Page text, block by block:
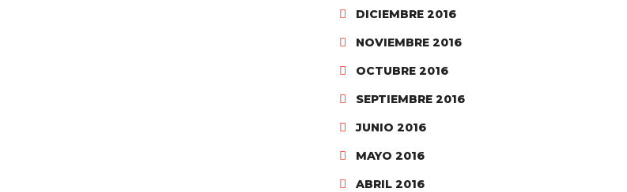
DICIEMBRE 2016
NOVIEMBRE 2016
OCTUBRE 2016
SEPTIEMBRE 2016
JUNIO 2016
MAYO 2016
ABRIL 2016